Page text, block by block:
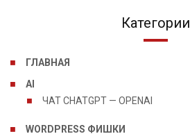
Категории
ГЛАВНАЯ
AI
ЧАТ CHATGPT — OPENAI
WORDPRESS ФИШКИ